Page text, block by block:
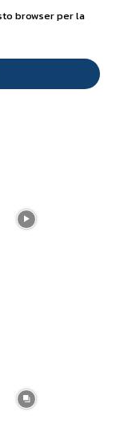
browser per la